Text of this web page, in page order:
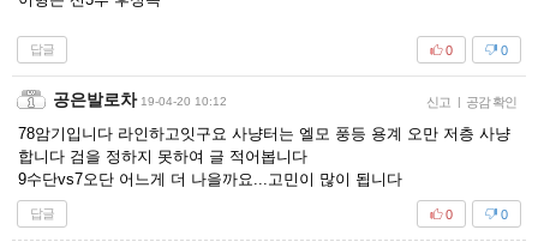
답글 0
0
공은발로차 19-04-20 10:12 신고 | 공감 확인
78암기입니다 라인하고잇구요 사냥터는 엘모 풍등 용계 오만 저층 사냥
합니다 검을 정하지 못하여 글 적어봅니다
9수단vs7오단 어느게 더 나을까요...고민이 많이 됩니다
답글 0
0